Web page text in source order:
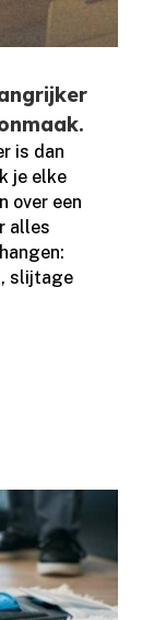
is dan
je elke
over een
alles
slijtage